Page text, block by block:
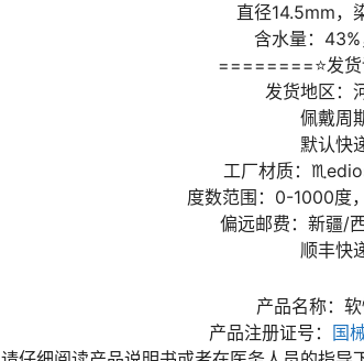
直径14.5mm，
含水量：
========⭐发
发货地区：
佩戴周
默认快
工厂材质：
度数范围：0-1000
偏远邮费：新疆/
顺丰快
产品名称：
产品注册证号：
国